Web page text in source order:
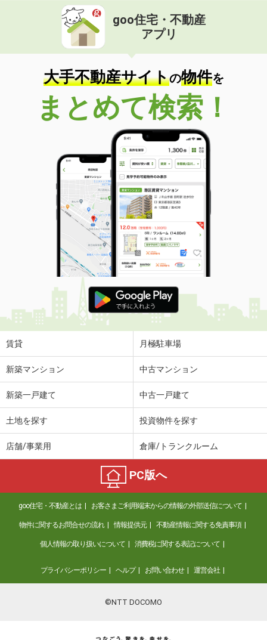
goo住宅・不動産
アプリ
大手不動産サイトの物件を
まとめて検索！
賃貸 月極駐車場
新築マンション 中古マンション
新築一戸建て 中古一戸建て
土地を探す 投資物件を探す
店舗/事業用 倉庫/トランクルーム
PC版へ
goo住宅・不動産とは お客さまご利用端末からの情報の外部送信について
物件に関するお問合せの流れ 情報提供元 不動産情報に関する免責事項
個人情報の取り扱いについて 消費税に関する表記について
プライバシーポリシー ヘルプ お問い合わせ 運営会社
©NTT DOCOMO